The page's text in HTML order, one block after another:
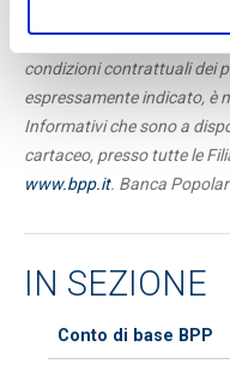
Messaggio pubblicitario
condizioni contrattuali dei
espressamente indicato, è
Informativi che sono a
cartaceo, presso tutte le
www.bpp.it. Banca
IN SEZIONE
Conto di base BPP